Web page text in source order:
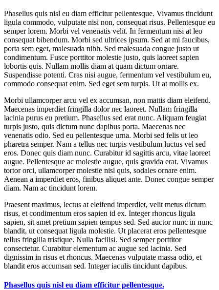
Phasellus quis nisl eu diam efficitur pellentesque. Vivamus tincidunt
ligula commodo, vulputate nisi non, consequat risus. Pellentesque eu
semper lorem. Morbi vel venenatis velit. In fermentum nisi at leo
consequat bibendum. Morbi sed ultrices ipsum. Sed at mi faucibus,
porta sem eget, malesuada nibh. Sed malesuada congue justo ut
condimentum. Fusce porttitor molestie justo, quis laoreet sapien
lobortis quis. Nullam mollis diam at quam dictum ornare.
Suspendisse potenti. Cras nisi augue, fermentum vel vestibulum eu,
commodo consequat enim. Sed eget sem turpis. Ut at mollis ex.
Morbi ullamcorper arcu vel ex accumsan, non mattis diam eleifend.
Maecenas imperdiet fringilla dolor nec laoreet. Nullam fringilla
lacinia purus eu pretium. Phasellus sed erat nunc. Aliquam feugiat
turpis justo, quis dictum nunc dapibus porta. Maecenas nec
venenatis odio. Sed eu pellentesque urna. Morbi sed felis ut leo
pharetra semper. Nam a tellus nec turpis vestibulum luctus vel sed
eros. Donec quis diam nunc. Curabitur id sagittis arcu, vitae laoreet
augue. Pellentesque ac molestie augue, quis gravida erat. Vivamus
tortor orci, ullamcorper molestie nisl quis, sodales ornare enim.
Aenean a imperdiet eros, finibus aliquet ante. Donec congue semper
diam. Nam ac tincidunt lorem.
Praesent maximus, lectus at eleifend imperdiet, velit metus dictum
risus, et condimentum eros sapien id ex. Integer rhoncus ligula
sapien, sit amet pretium sapien tempus sed. Sed auctor nunc in nunc
blandit, ut consequat ligula molestie. Ut placerat eros pellentesque
tellus fringilla tristique. Nulla facilisi. Sed semper porttitor
consectetur. Curabitur elementum ac augue sed lacinia. Sed
dignissim in risus et rhoncus. Maecenas vulputate massa odio, et
blandit eros accumsan sed. Integer iaculis tincidunt dapibus.
Phasellus quis nisl eu diam efficitur pellentesque.